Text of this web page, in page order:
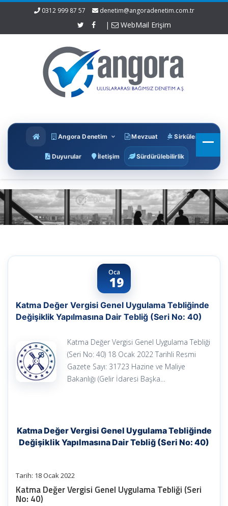
0312 999 87 57 denetim@angoradenetim.com.tr
| WebMail Erişim
Angora Denetim Mevzuat Sirküler
Duyurular İletişim Sürdürülebilirlik
Oca
19
Katma Değer Vergisi Genel Uygulama Tebliğinde
Değişiklik Yapılmasına Dair Tebliğ (Seri No: 40)
Katma Değer Vergisi Genel Uygulama Tebliği
(Seri No: 40) 18 Ocak 2022 Tarihli Resmi
Gazete Sayı: 31723 Hazine ve Maliye
Bakanlığı (Gelir İdaresi Başka…
Katma Değer Vergisi Genel Uygulama Tebliğinde
Değişiklik Yapılmasına Dair Tebliğ (Seri No: 40)
Tarih: 18 Ocak 2022
Katma Değer Vergisi Genel Uygulama Tebliği (Seri
No: 40)